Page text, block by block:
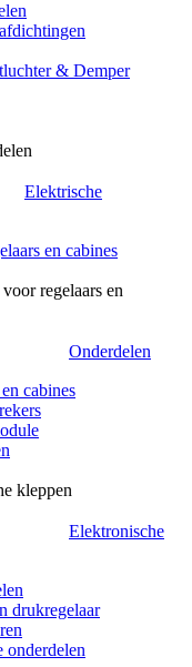
& Demper
Elektrische
en cabines
regelaars en
Onderdelen
cabines
kleppen
Elektronische
drukregelaar
onderdelen